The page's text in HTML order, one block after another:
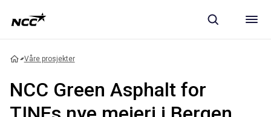
Våre prosjekter
NCC Green Asphalt for